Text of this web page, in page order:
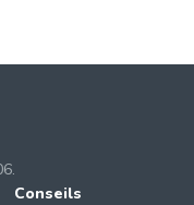
Conseils